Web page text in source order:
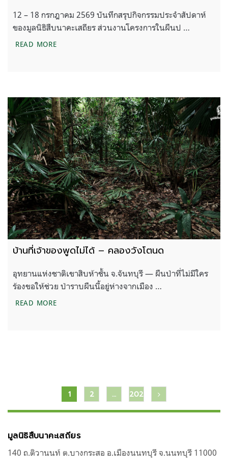
12 – 18 กรกฎาคม 2569 บันทึกสรุปกิจกรรมประจำสัปดาห์
ของมูลนิธิสืบนาคะเสถียร ส่วนงานโครงการในผืนป …
READ MOREON THE ROAD 12 – 18 กรกฎาคม 2569
บ้านที่เจ้าของพูดไม่ได้ – คลองวังโตนด
อุทยานแห่งชาติเขาสิบห้าชั้น จ.จันทบุรี — ผืนป่าที่ไม่มีใคร
ร้องขอให้ช่วย ป่าราบผืนนี้อยู่ห่างจากเมือง …
READ MOREบ้านที่เจ้าของพูดไม่ได้ – คลองวังโตนด
เรื่อง
1 2 … 202
มูลนิธิสืบนาคะเสถียร
140 ถ.ติวานนท์ ต.บางกระสอ อ.เมืองนนทบุรี จ.นนทบุรี 11000